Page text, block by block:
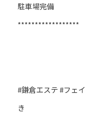
駐車場完備
******************
#鎌倉エステ #フェ
き